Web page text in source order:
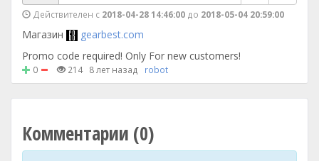
Действителен с 2018-04-28 14:46:00 до 2018-05-04 20:59:00
Магазин
gearbest.com
Promo code required! Only For new customers!
0 214 8 лет назад robot
Комментарии (0)